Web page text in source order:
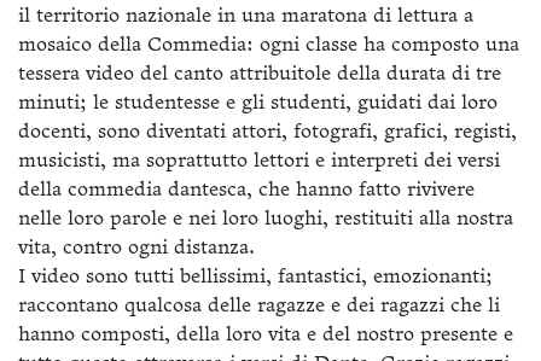
il territorio nazionale in una maratona di lettura a
mosaico della Commedia: ogni classe ha composto una
tessera video del canto attribuitole della durata di tre
minuti; le studentesse e gli studenti, guidati dai loro
docenti, sono diventati attori, fotografi, grafici, registi,
musicisti, ma soprattutto lettori e interpreti dei versi
della commedia dantesca, che hanno fatto rivivere
nelle loro parole e nei loro luoghi, restituiti alla nostra
vita, contro ogni distanza.
I video sono tutti bellissimi, fantastici, emozionanti;
raccontano qualcosa delle ragazze e dei ragazzi che li
hanno composti, della loro vita e del nostro presente e